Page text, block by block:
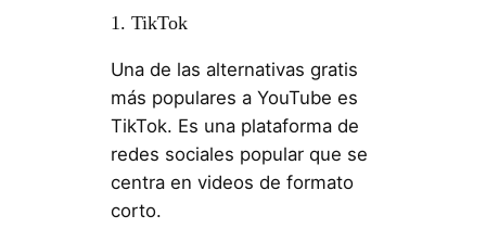
1. TikTok
Una de las alternativas gratis
más populares a YouTube es
TikTok. Es una plataforma de
redes sociales popular que se
centra en videos de formato
corto.